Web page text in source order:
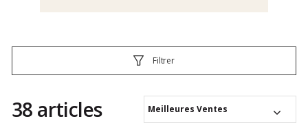
la petite anecdote, le nom Baouw reprend le
"Boum" d’une explosion de saveurs et le "Waouh"
que provoque les incroyables moments vécus en
Filtrer
38 articles Meilleures Ventes